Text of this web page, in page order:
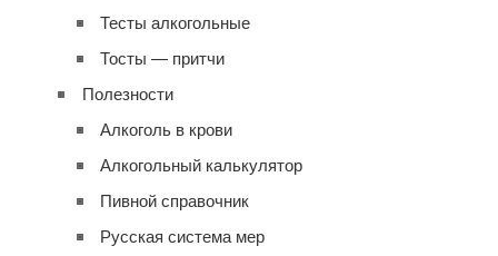
Тесты алкогольные
Тосты — притчи
Полезности
Алкоголь в крови
Алкогольный калькулятор
Пивной справочник
Русская система мер